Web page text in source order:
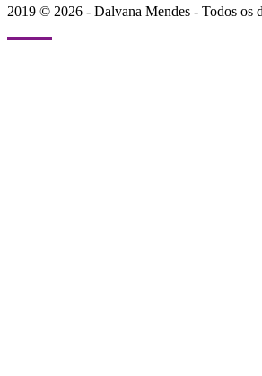
2019 © 2026 - Dalvana Mendes - Todos os